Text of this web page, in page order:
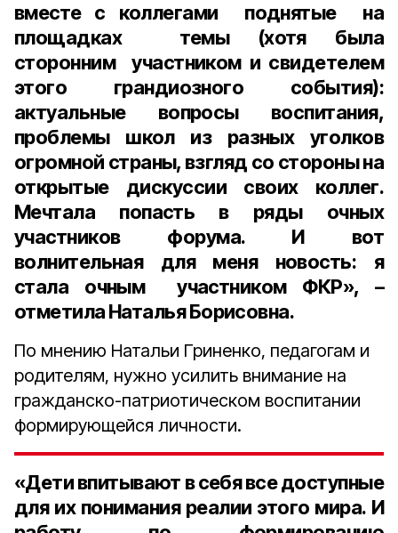
вместе с коллегами поднятые на
площадках темы (хотя была
сторонним участником и свидетелем
этого грандиозного события):
актуальные вопросы воспитания,
проблемы школ из разных уголков
огромной страны, взгляд со стороны на
открытые дискуссии своих коллег.
Мечтала попасть в ряды очных
участников форума. И вот
волнительная для меня новость: я
стала очным участником ФКР», –
отметила Наталья Борисовна.
По мнению Натальи Гриненко, педагогам и
родителям, нужно усилить внимание на
гражданско-патриотическом воспитании
формирующейся личности.
«Дети впитывают в себя все доступные
для их понимания реалии этого мира. И